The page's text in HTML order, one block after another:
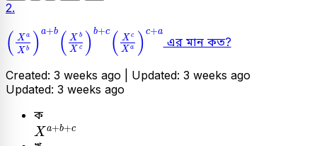
2.
( X a
X b ) a+b ( X b
X c ) b+c ( X c
X a ) c+a
X b a+bX X cb+ c Xac
এর মান কত?
Created: 3 weeks ago | Updated: 3 weeks ago
Updated: 3 weeks ago
ক
X a+b+c
Xa+b+